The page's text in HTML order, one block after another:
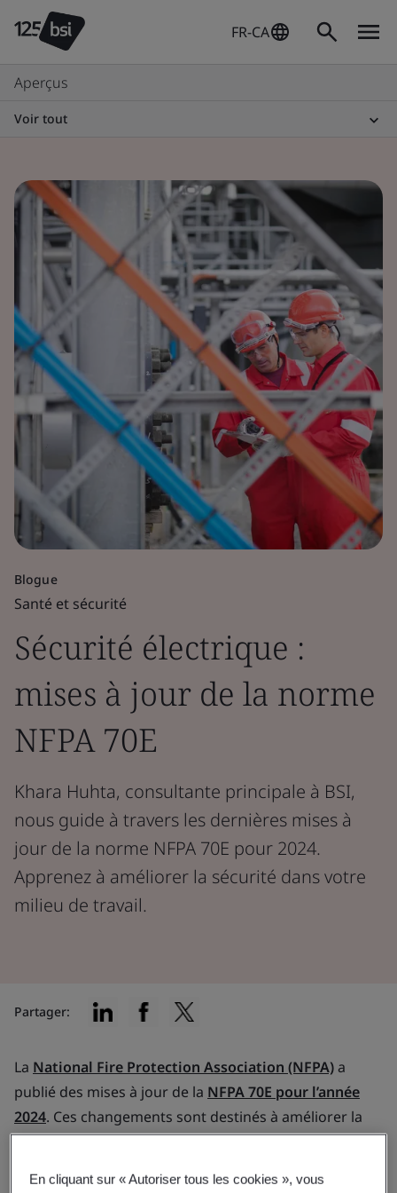
FR-CA
Aperçus
Voir tout
Blogue
Santé et sécurité
Sécurité électrique :
mises à jour de la norme
NFPA 70E
Khara Huhta, consultante principale à BSI,
nous guide à travers les dernières mises à
jour de la norme NFPA 70E pour 2024.
Apprenez à améliorer la sécurité dans votre
milieu de travail.
La National Fire Protection Association (NFPA)a
publié des mises à jour de la NFPA 70E pour l’année
2024. Ces changements sont destinés à améliorer la
sécurité électrique sur le milieu de travail, et nous
Partager:
En cliquant sur « Autoriser tous les cookies », vous